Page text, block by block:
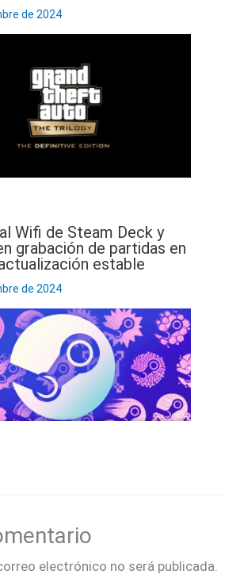
de 2024
Wifi de Steam Deck y
grabación de partidas en
estable
de 2024
electrónico no será publicada.